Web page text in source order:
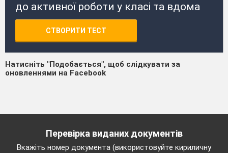
до активної роботи у класі та вдома
СТВОРИТИ ТЕСТ
Натисніть "Подобається", щоб слідкувати за
оновленнями на Facebook
Перевірка виданих документів
Вкажіть номер документа (використовуйте кириличну